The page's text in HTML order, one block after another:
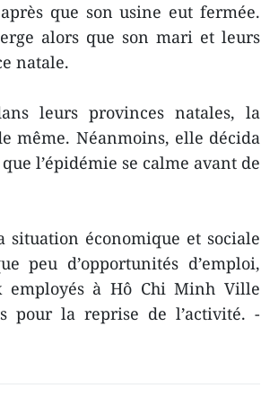
que son usine eut fermée.
alors que son mari et leurs
natale.
leurs provinces natales, la
même. Néanmoins, elle décida
l’épidémie se calme avant de
économique et sociale
peu d’opportunités d’emploi,
employés à Hô Chi Minh Ville
pour la reprise de l’activité. -